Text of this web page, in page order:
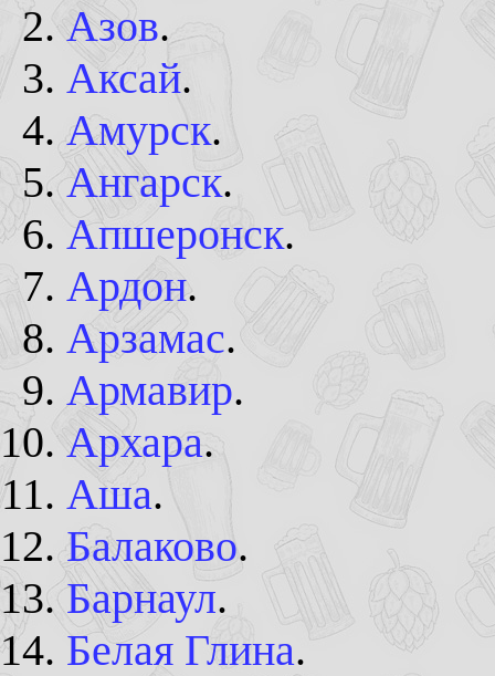
Азов.
Аксай.
Амурск.
Ангарск.
Апшеронск.
Ардон.
Арзамас.
Армавир.
Архара.
Аша.
Балаково.
Барнаул.
Белая Глина.